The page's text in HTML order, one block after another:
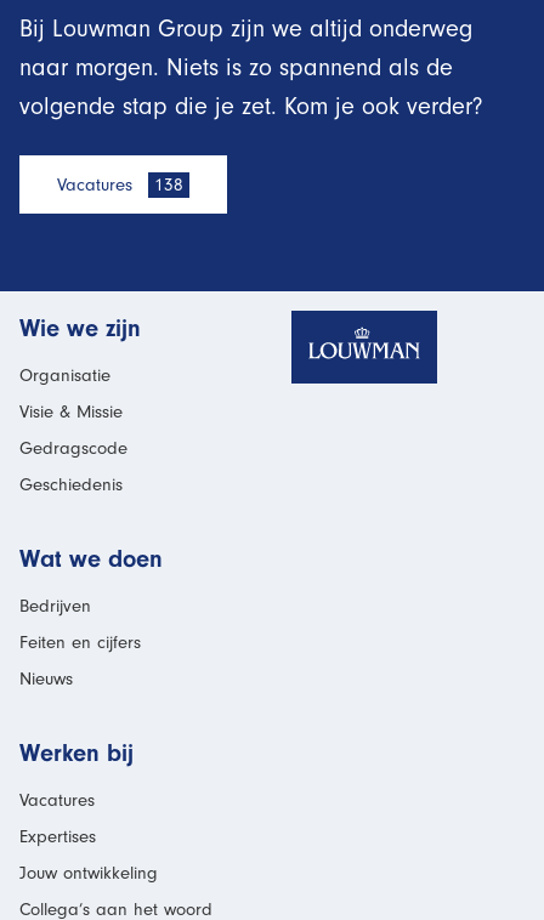
Bij Louwman Group zijn we altijd onderweg
naar morgen. Niets is zo spannend als de
volgende stap die je zet. Kom je ook verder?
Vacatures 138
Wie we zijn
Organisatie
Visie & Missie
Gedragscode
Geschiedenis
Wat we doen
Bedrijven
Feiten en cijfers
Nieuws
Werken bij
Vacatures
Expertises
Jouw ontwikkeling
Collega’s aan het woord